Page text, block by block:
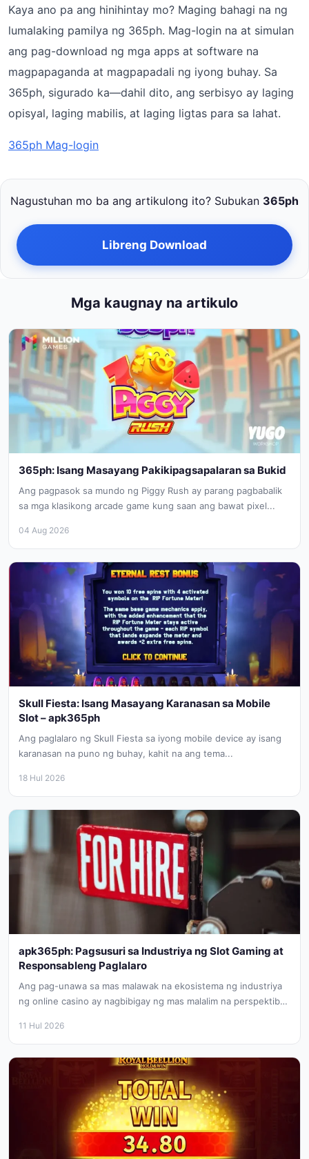
Kaya ano pa ang hinihintay mo? Maging bahagi na ng
lumalaking pamilya ng 365ph. Mag-login na at simulan
ang pag-download ng mga apps at software na
magpapaganda at magpapadali ng iyong buhay. Sa
365ph, sigurado ka—dahil dito, ang serbisyo ay laging
opisyal, laging mabilis, at laging ligtas para sa lahat.
365ph Mag-login
Nagustuhan mo ba ang artikulong ito? Subukan 365ph
Libreng Download
Mga kaugnay na artikulo
365ph: Isang Masayang Pakikipagsapalaran sa Bukid
Ang pagpasok sa mundo ng Piggy Rush ay parang pagbabalik
sa mga klasikong arcade game kung saan ang bawat pixel...
04 Aug 2026
Skull Fiesta: Isang Masayang Karanasan sa Mobile
Slot – apk365ph
Ang paglalaro ng Skull Fiesta sa iyong mobile device ay isang
karanasan na puno ng buhay, kahit na ang tema...
18 Hul 2026
apk365ph: Pagsusuri sa Industriya ng Slot Gaming at
Responsableng Paglalaro
Ang pag-unawa sa mas malawak na ekosistema ng industriya
ng online casino ay nagbibigay ng mas malalim na perspektibo
11 Hul 2026